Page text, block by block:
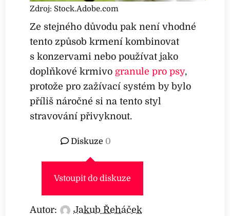
Zdroj: Stock.Adobe.com
Ze stejného důvodu pak není vhodné
tento způsob krmení kombinovat
s konzervami nebo používat jako
doplňkové krmivo granule pro psy,
protože pro zažívací systém by bylo
příliš náročné si na tento styl
stravování přivyknout.
Diskuze 0
Vstoupit do diskuze
Autor: Jakub Řeháček